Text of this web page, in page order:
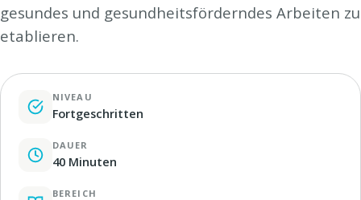
gesundes und gesundheitsförderndes Arbeiten zu
etablieren.
NIVEAU
Fortgeschritten
DAUER
40 Minuten
BEREICH